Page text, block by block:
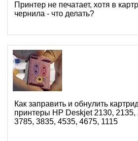
Принтер не печатает, хотя в
чернила - что делать?
Как заправить и обнулить
принтеры HP Deskjet 2130, 2135,
3785, 3835, 4535, 4675, 1115